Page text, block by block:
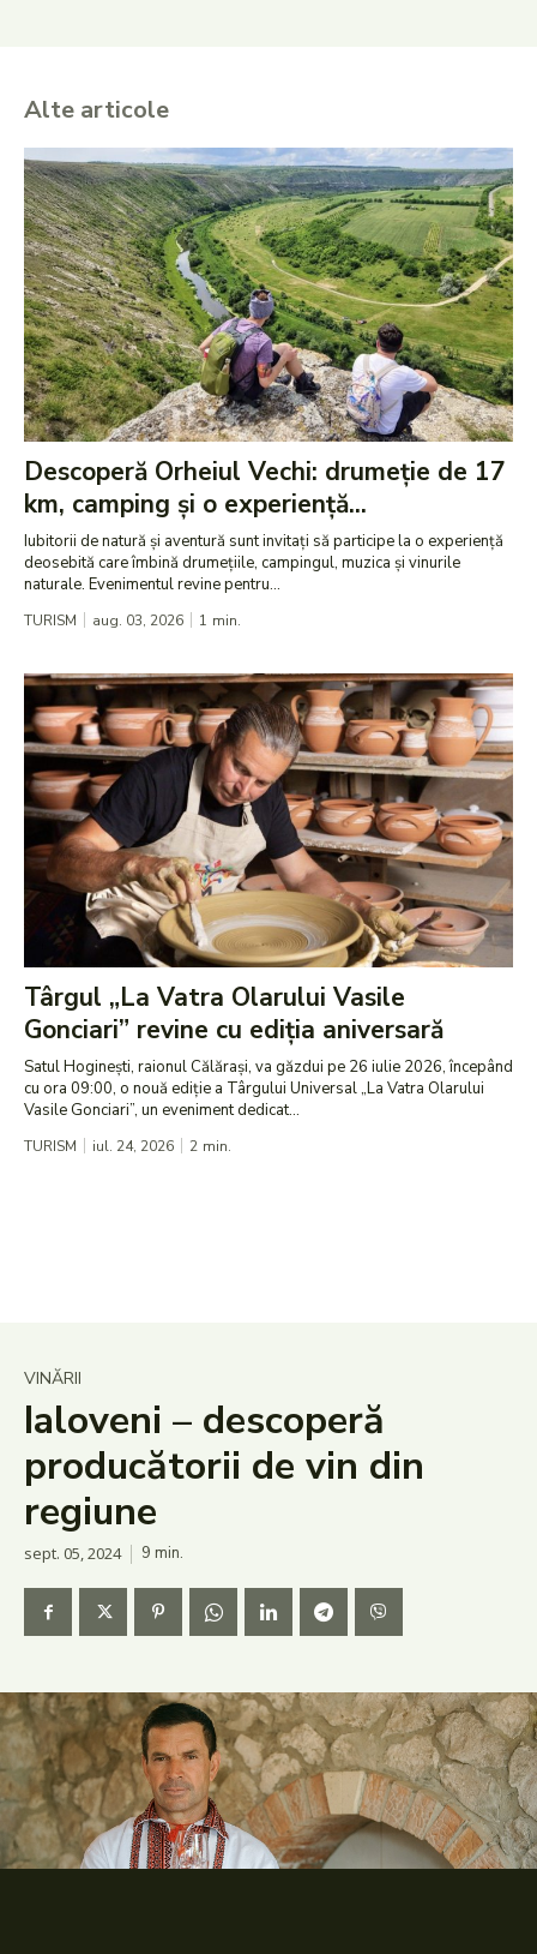
Alte articole
Descoperă Orheiul Vechi: drumeție de 17
km, camping și o experiență...
Iubitorii de natură și aventură sunt invitați să participe la o experiență
deosebită care îmbină drumețiile, campingul, muzica și vinurile
naturale. Evenimentul revine pentru...
TURISM aug. 03, 2026 1 min.
Târgul „La Vatra Olarului Vasile
Gonciari” revine cu ediția aniversară
Satul Hoginești, raionul Călărași, va găzdui pe 26 iulie 2026, începând
cu ora 09:00, o nouă ediție a Târgului Universal „La Vatra Olarului
Vasile Gonciari”, un eveniment dedicat...
TURISM iul. 24, 2026 2 min.